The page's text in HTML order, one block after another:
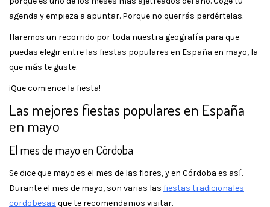
agenda y empieza a apuntar. Porque no querrás perdértelas.
Haremos un recorrido por toda nuestra geografía para que
puedas elegir entre las fiestas populares en España en mayo, la
que más te guste.
¡Que comience la fiesta!
Las mejores fiestas populares en España
en mayo
El mes de mayo en Córdoba
Se dice que mayo es el mes de las flores, y en Córdoba es así.
Durante el mes de mayo, son varias las fiestas tradicionales
cordobesas que te recomendamos visitar.